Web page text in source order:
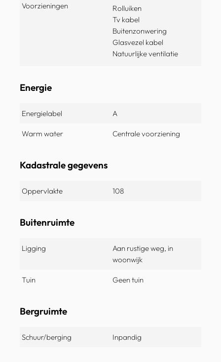
Voorzieningen
Rolluiken
Tv kabel
Buitenzonwering
Glasvezel kabel
Natuurlijke ventilatie
Energie
Energielabel A
Warm water Centrale voorziening
Kadastrale gegevens
Oppervlakte 108
Buitenruimte
Ligging
Aan rustige weg, in
woonwijk
Tuin Geen tuin
Bergruimte
Schuur/berging Inpandig